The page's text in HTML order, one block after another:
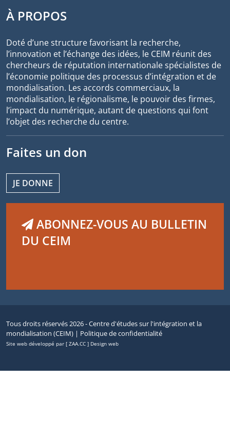
À PROPOS
Doté d’une structure favorisant la recherche,
l’innovation et l’échange des idées, le CEIM réunit des
chercheurs de réputation internationale spécialistes de
l’économie politique des processus d’intégration et de
mondialisation. Les accords commerciaux, la
mondialisation, le régionalisme, le pouvoir des firmes,
l’impact du numérique, autant de questions qui font
l’objet des recherche du centre.
Faites un don
JE DONNE
ABONNEZ-VOUS AU BULLETIN
DU CEIM
Tous droits réservés 2026 - Centre d'études sur l'intégration et la
mondialisation (CEIM) | Politique de confidentialité
Site web développé par [ ZAA.CC ] Design web